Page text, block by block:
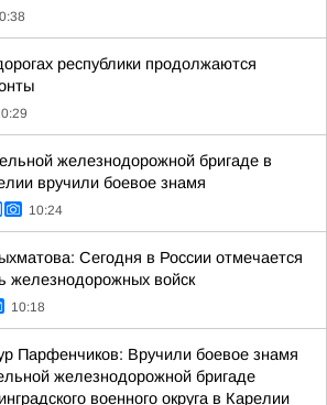
республики продолжаются
железнодорожной бригаде в
вручили боевое знамя
10:24
Сегодня в России отмечается
железнодорожных войск
10:18
Парфенчиков: Вручили боевое знамя
железнодорожной бригаде
военного округа в Карелии